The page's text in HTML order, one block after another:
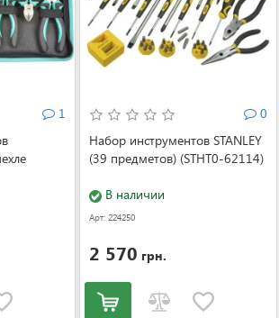
1
0
Набор инструментов STANLEY
(39 предметов) (STHT0-62114)
В наличии
Арт: 224250
2 570 грн.